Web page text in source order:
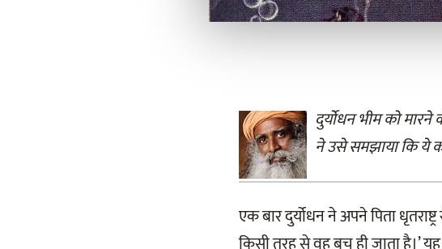
दुर्योधन भीम को मारने
ने उसे समझाया कि ये
एक बार दुर्योधन ने अपने पिता